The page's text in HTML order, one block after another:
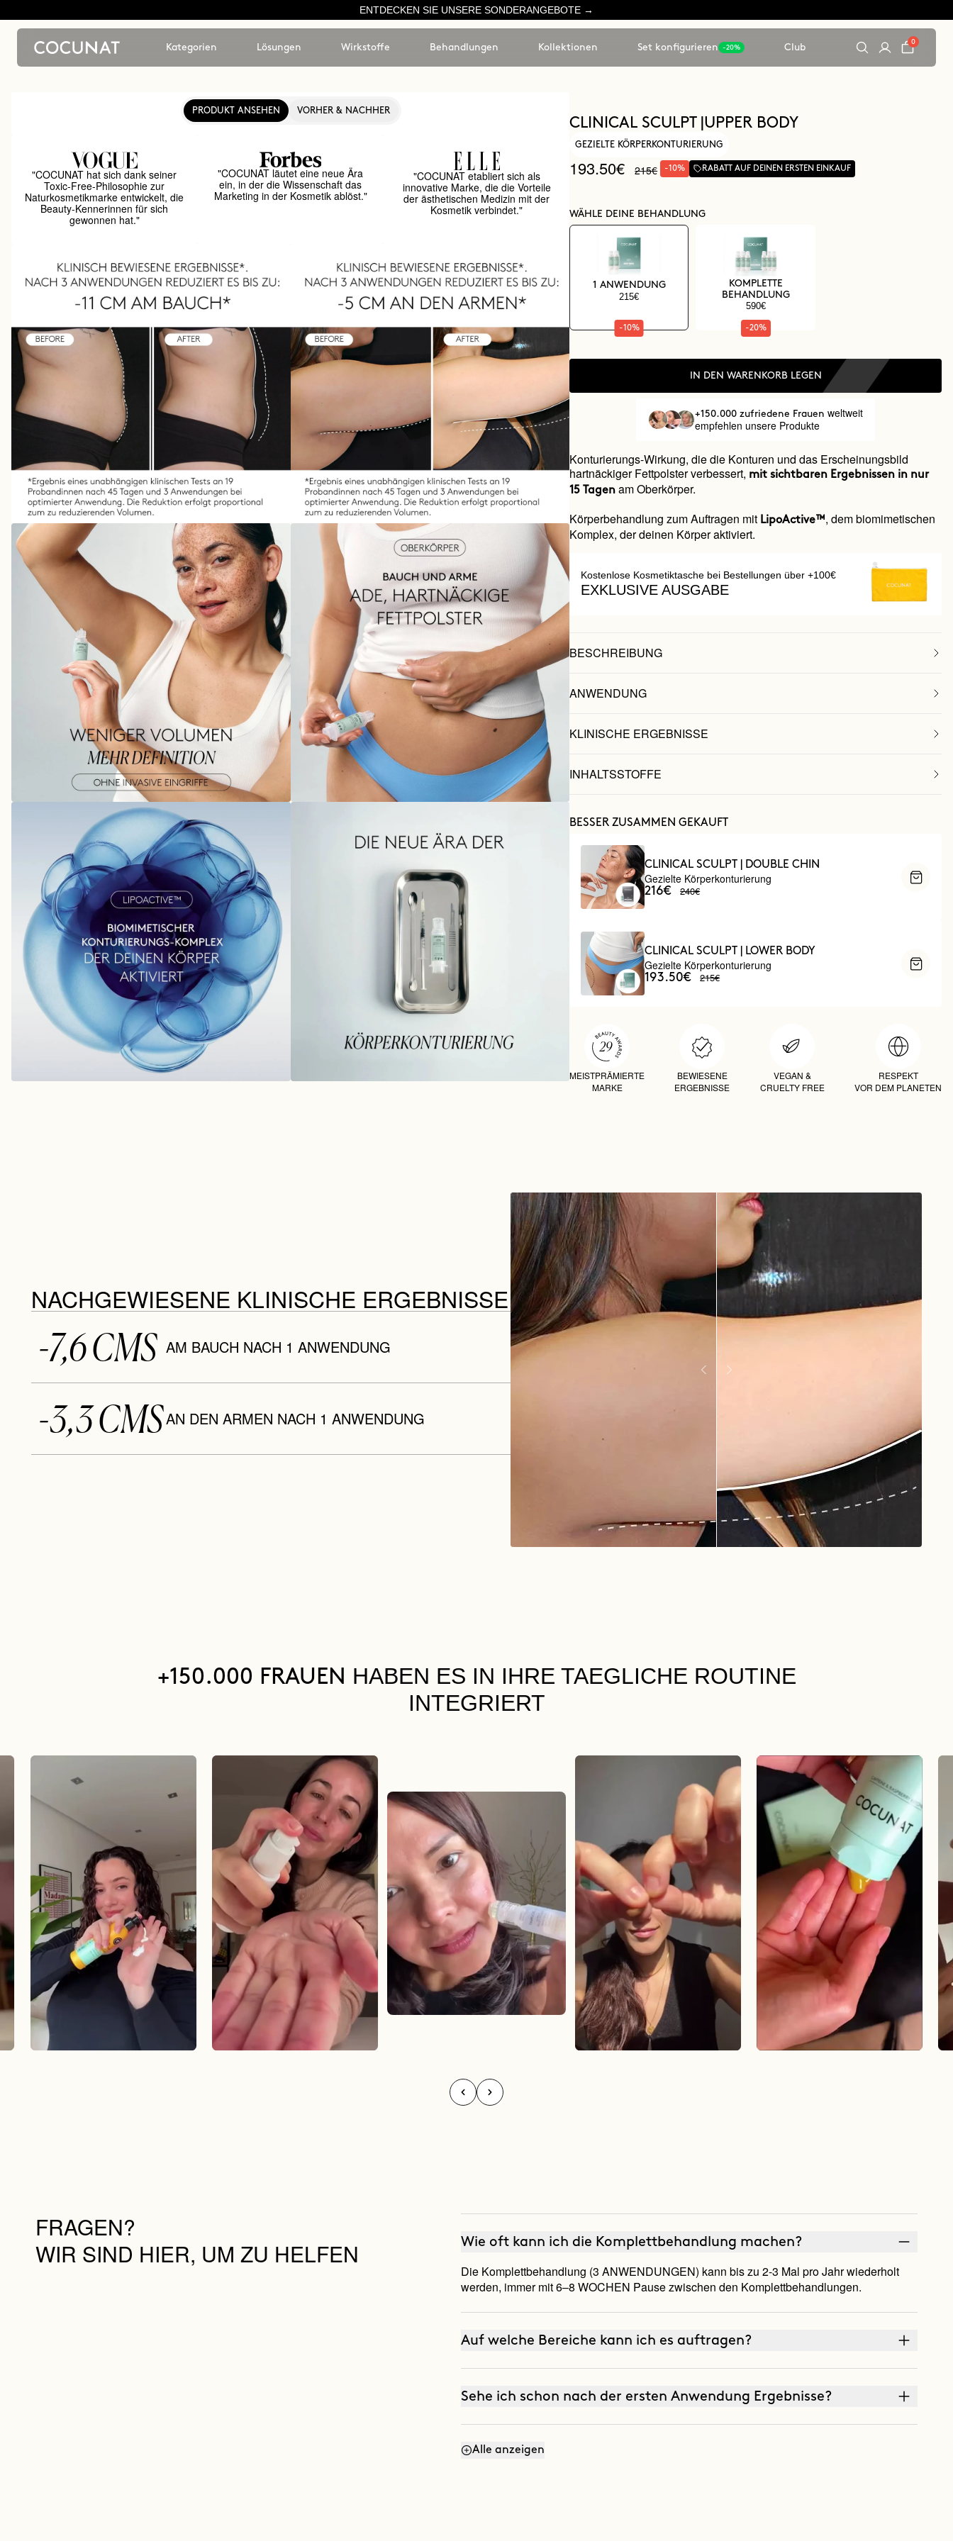
ENTDECKEN SIE UNSERE SONDERANGEBOTE →
Kategorien Lösungen Wirkstoffe Behandlungen Kollektionen Set konfigurieren -20% Club
0
PRODUKT ANSEHEN VORHER & NACHHER
"COCUNAT hat sich dank seiner
Toxic-Free-Philosophie zur
Naturkosmetikmarke entwickelt, die
Beauty-Kennerinnen für sich
gewonnen hat."
"COCUNAT läutet eine neue Ära
ein, in der die Wissenschaft das
Marketing in der Kosmetik ablöst."
"COCUNAT etabliert sich als
innovative Marke, die die Vorteile
der ästhetischen Medizin mit der
Kosmetik verbindet."
CLINICAL SCULPT |UPPER BODY
GEZIELTE KÖRPERKONTURIERUNG
193.50€ 215€ -10% RABATT AUF DEINEN ERSTEN EINKAUF
WÄHLE DEINE BEHANDLUNG
1 ANWENDUNG
215€
-10%
KOMPLETTE
BEHANDLUNG
590€
-20%
IN DEN WARENKORB LEGEN
+150.000 zufriedene Frauenweltweit
empfehlen unsere Produkte
Konturierungs-Wirkung, die die Konturen und das Erscheinungsbild
hartnäckiger Fettpolster verbessert, mit sichtbaren Ergebnissen in nur
15 Tagenam Oberkörper.
Körperbehandlung zum Auftragen mit LipoActive™, dem biomimetischen
Komplex, der deinen Körper aktiviert.
Kostenlose Kosmetiktasche bei Bestellungen über +100€
EXKLUSIVE AUSGABE
BESCHREIBUNG
ANWENDUNG
KLINISCHE ERGEBNISSE
INHALTSSTOFFE
BESSER ZUSAMMEN GEKAUFT
CLINICAL SCULPT | DOUBLE CHIN
Gezielte Körperkonturierung
216€ 240€
CLINICAL SCULPT | LOWER BODY
Gezielte Körperkonturierung
193.50€ 215€
MEISTPRÄMIERTE
MARKE
BEWIESENE
ERGEBNISSE
VEGAN &
CRUELTY FREE
RESPEKT
VOR DEM PLANETEN
NACHGEWIESENE KLINISCHE ERGEBNISSE
-7,6 CMS AM BAUCH NACH 1 ANWENDUNG
-3,3 CMSAN DEN ARMEN NACH 1 ANWENDUNG
+150.000 FRAUEN HABEN ES IN IHRE TAEGLICHE ROUTINE
INTEGRIERT
FRAGEN?
WIR SIND HIER, UM ZU HELFEN
Wie oft kann ich die Komplettbehandlung machen?
Die Komplettbehandlung (3 ANWENDUNGEN) kann bis zu 2-3 Mal pro Jahr wiederholt
werden, immer mit 6–8 WOCHEN Pause zwischen den Komplettbehandlungen.
Auf welche Bereiche kann ich es auftragen?
Sehe ich schon nach der ersten Anwendung Ergebnisse?
Wirkt es auch, wenn ich nicht auf meine Ernährung achte oder
Alle anzeigen